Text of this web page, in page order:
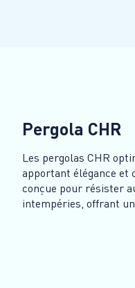
Pergola CHR
Les pergolas CHR
apportant élégance et
conçue pour résister
intempéries, offrant